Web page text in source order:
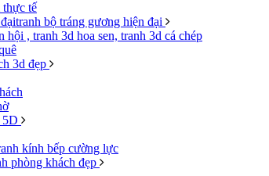
thực tế
tranh bộ tráng gương hiện đại
hội , tranh 3d hoa sen, tranh 3d cá chép
3d đẹp
5D
kính bếp cường lực
phòng khách đẹp